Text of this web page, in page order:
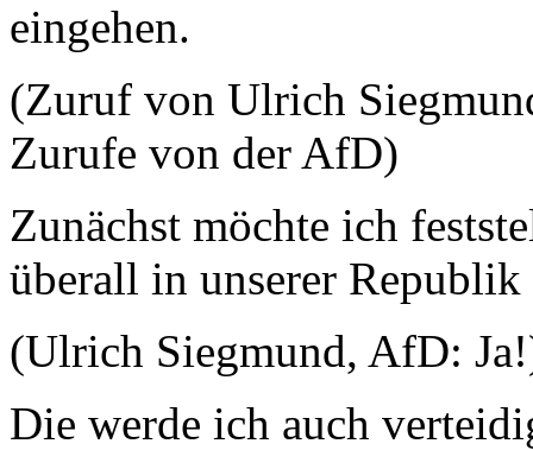
eingehen.
(Zuruf von Ulrich
Zurufe von der AfD)
Zunächst möchte ich
überall in unserer
(Ulrich Siegmund, AfD:
Die werde ich auch